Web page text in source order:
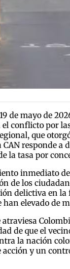
de mayo de
conflicto por
que
responde
la tasa por
inmediato
de los
delictiva en
elevado de
atraviesa
de que el
la nación
y un